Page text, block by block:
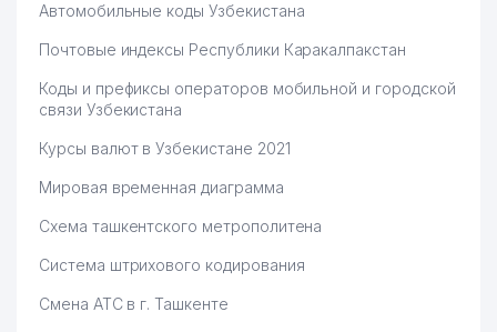
Автомобильные коды Узбекистана
Почтовые индексы Республики Каракалпакстан
Коды и префиксы операторов мобильной и городской
связи Узбекистана
Курсы валют в Узбекистане 2021
Мировая временная диаграмма
Схема ташкентского метрополитена
Система штрихового кодирования
Смена АТС в г. Ташкенте